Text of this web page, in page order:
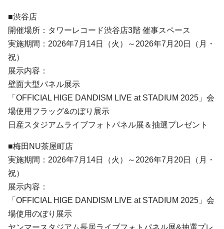
■渋谷店
開催場所：タワーレコード渋谷店3階 催事スペース
実施期間：2026年7月14日（火）～2026年7月20日（月・
祝）
展示内容：
壁面大型パネル展示
「OFFICIAL HIGE DANDISM LIVE at STADIUM 2025」会
場使用フラッグ&のぼり展示
日産スタジアムライブフォトパネル展＆抽選プレゼント
■梅田NU茶屋町店
実施期間：2026年7月14日（火）～2026年7月20日（月・
祝）
展示内容：
「OFFICIAL HIGE DANDISM LIVE at STADIUM 2025」会
場使用のぼり展示
ヤンマースタジアム長居ライブフォトパネル展&抽選プレ